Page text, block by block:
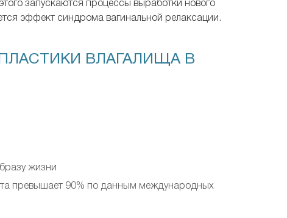
запускаются процессы выработки нового
эффект синдрома вагинальной релаксации.
ВЛАГАЛИЩА В
жизни
превышает 90% по данным международных